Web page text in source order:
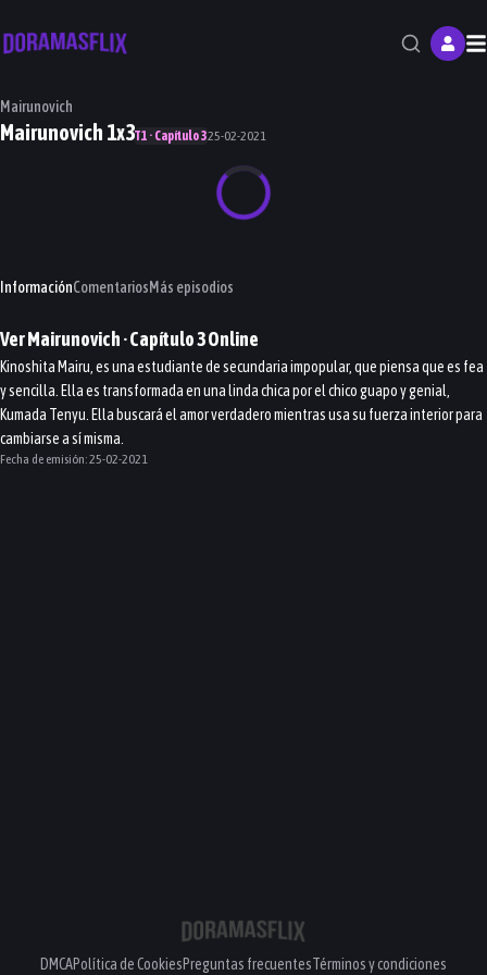
Mairunovich
Mairunovich 1x3T1 · Capítulo 325-02-2021
InformaciónComentariosMás episodios
VerMairunovich· Capítulo3Online
Kinoshita Mairu, es una estudiante de secundaria impopular, que piensa que es fea
y sencilla. Ella es transformada en una linda chica por el chico guapo y genial,
Kumada Tenyu. Ella buscará el amor verdadero mientras usa su fuerza interior para
cambiarse a sí misma.
Fecha de emisión:25-02-2021
DMCAPolítica de CookiesPreguntas frecuentesTérminos y condiciones